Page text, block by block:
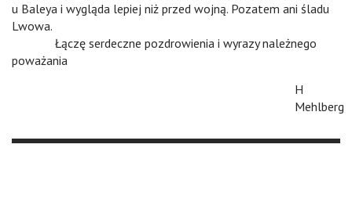
u Baleya i wygląda lepiej niż przed wojną. Pozatem ani śladu
Lwowa.
Łączę serdeczne pozdrowienia i wyrazy należnego
poważania
H
Mehlberg